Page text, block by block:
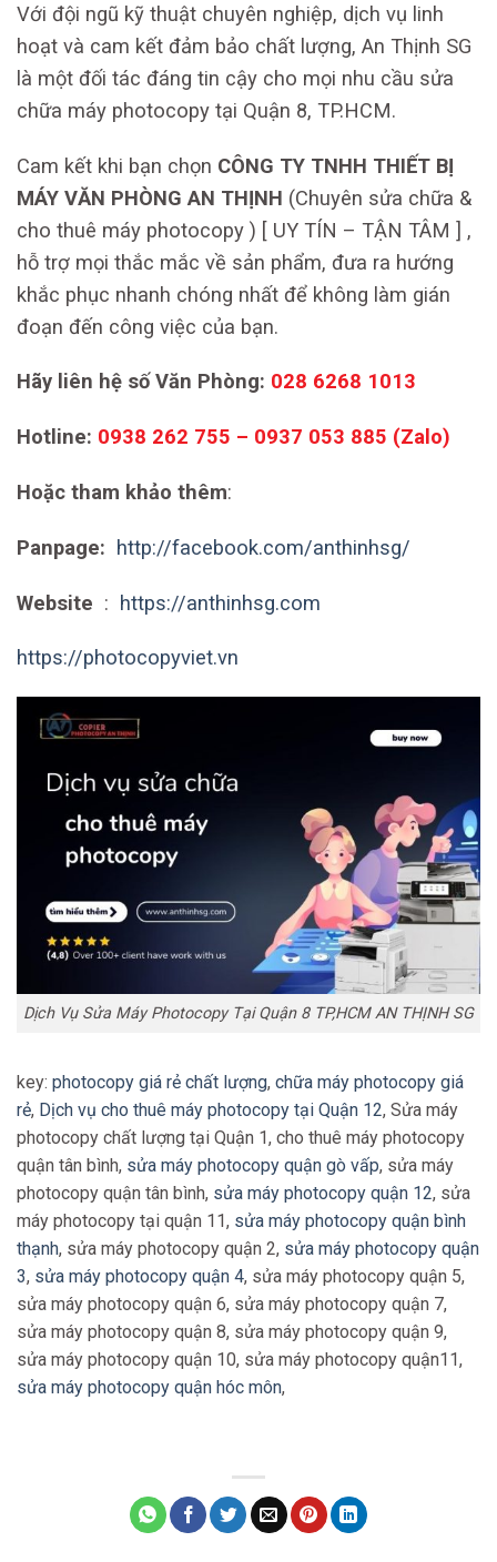
Với đội ngũ kỹ thuật chuyên nghiệp, dịch vụ linh
hoạt và cam kết đảm bảo chất lượng, An Thịnh SG
là một đối tác đáng tin cậy cho mọi nhu cầu sửa
chữa máy photocopy tại Quận 8, TP.HCM.
Cam kết khi bạn chọn CÔNG TY TNHH THIẾT BỊ
MÁY VĂN PHÒNG AN THỊNH (Chuyên sửa chữa &
cho thuê máy photocopy ) [ UY TÍN – TẬN TÂM ] ,
hỗ trợ mọi thắc mắc về sản phẩm, đưa ra hướng
khắc phục nhanh chóng nhất để không làm gián
đoạn đến công việc của bạn.
Hãy liên hệ số Văn Phòng: 028 6268 1013
Hotline: 0938 262 755 – 0937 053 885 (Zalo)
Hoặc tham khảo thêm:
Panpage: http://facebook.com/anthinhsg/
Website : https://anthinhsg.com
https://photocopyviet.vn
Dịch Vụ Sửa Máy Photocopy Tại Quận 8 TP,HCM AN THỊNH SG
key: photocopy giá rẻ chất lượng, chữa máy photocopy giá
rẻ, Dịch vụ cho thuê máy photocopy tại Quận 12, Sửa máy
photocopy chất lượng tại Quận 1, cho thuê máy photocopy
quận tân bình, sửa máy photocopy quận gò vấp, sửa máy
photocopy quận tân bình, sửa máy photocopy quận 12, sửa
máy photocopy tại quận 11, sửa máy photocopy quận bình
thạnh, sửa máy photocopy quận 2, sửa máy photocopy quận
3, sửa máy photocopy quận 4, sửa máy photocopy quận 5,
sửa máy photocopy quận 6, sửa máy photocopy quận 7,
sửa máy photocopy quận 8, sửa máy photocopy quận 9,
sửa máy photocopy quận 10, sửa máy photocopy quận11,
sửa máy photocopy quận hóc môn,